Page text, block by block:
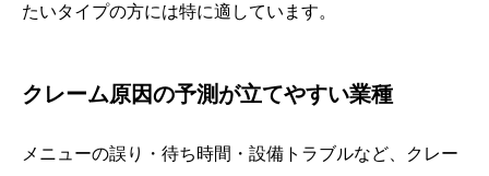
たいタイプの方には特に適しています。
クレーム原因の予測が立てやすい業種
メニューの誤り・待ち時間・設備トラブルなど、クレー